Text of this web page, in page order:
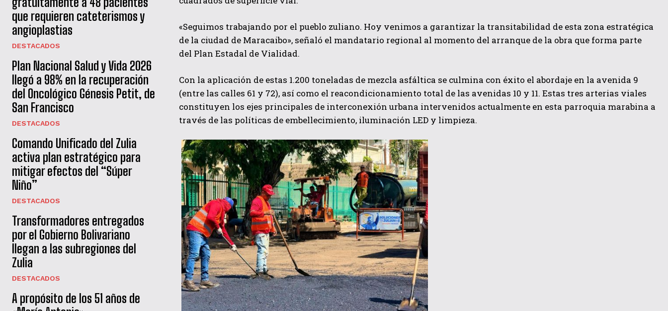
que requieren cateterismos y
angioplastias
DESTACADOS
Plan Nacional Salud y Vida 2026
llegó a 98% en la recuperación
del Oncológico Génesis Petit, de
San Francisco
DESTACADOS
Comando Unificado del Zulia
activa plan estratégico para
mitigar efectos del “Súper
Niño”
DESTACADOS
Transformadores entregados
por el Gobierno Bolivariano
llegan a las subregiones del
Zulia
DESTACADOS
A propósito de los 51 años de
«Seguimos trabajando por el pueblo zuliano. Hoy venimos a garantizar la transitabilidad de esta zona estratégica
de la ciudad de Maracaibo», señaló el mandatario regional al momento del arranque de la obra que forma parte
del Plan Estadal de Vialidad.
Con la aplicación de estas 1.200 toneladas de mezcla asfáltica se culmina con éxito el abordaje en la avenida 9
(entre las calles 61 y 72), así como el reacondicionamiento total de las avenidas 10 y 11. Estas tres arterias viales
constituyen los ejes principales de interconexión urbana intervenidos actualmente en esta parroquia marabina a
través de las políticas de embellecimiento, iluminación LED y limpieza.